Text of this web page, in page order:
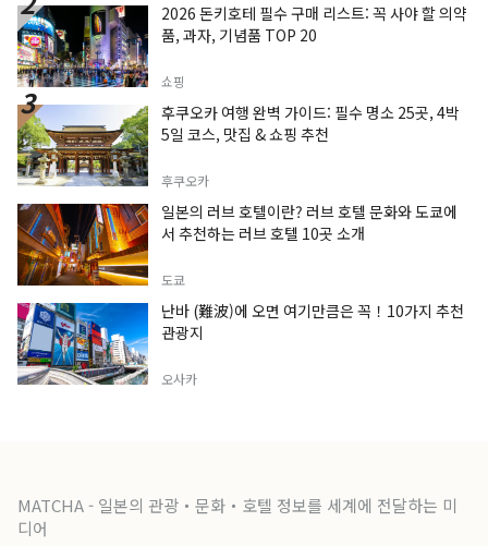
2026 돈키호테 필수 구매 리스트: 꼭 사야 할 의약
품, 과자, 기념품 TOP 20
쇼핑
후쿠오카 여행 완벽 가이드: 필수 명소 25곳, 4박
5일 코스, 맛집 & 쇼핑 추천
후쿠오카
일본의 러브 호텔이란? 러브 호텔 문화와 도쿄에
서 추천하는 러브 호텔 10곳 소개
도쿄
난바 (難波)에 오면 여기만큼은 꼭！10가지 추천
관광지
오사카
MATCHA - 일본의 관광・문화・호텔 정보를 세계에 전달하는 미
디어